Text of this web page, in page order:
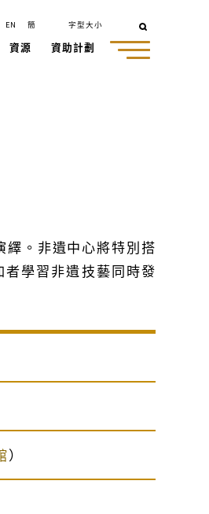
資源 資助計劃
EN 簡 字型大小
。非遺中心將特別搭
學習非遺技藝同時發
）